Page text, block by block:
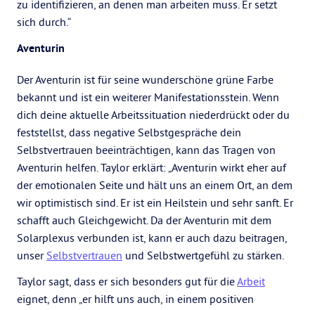
zu identifizieren, an denen man arbeiten muss. Er setzt
sich durch.“
Aventurin
Der Aventurin ist für seine wunderschöne grüne Farbe
bekannt und ist ein weiterer Manifestationsstein. Wenn
dich deine aktuelle Arbeitssituation niederdrückt oder du
feststellst, dass negative Selbstgespräche dein
Selbstvertrauen beeinträchtigen, kann das Tragen von
Aventurin helfen. Taylor erklärt: „Aventurin wirkt eher auf
der emotionalen Seite und hält uns an einem Ort, an dem
wir optimistisch sind. Er ist ein Heilstein und sehr sanft. Er
schafft auch Gleichgewicht. Da der Aventurin mit dem
Solarplexus verbunden ist, kann er auch dazu beitragen,
unser Selbstvertrauen und Selbstwertgefühl zu stärken.
Taylor sagt, dass er sich besonders gut für dieArbeit
eignet, denn „er hilft uns auch, in einem positiven